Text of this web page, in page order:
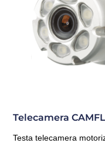
Telecamera
Testa telecamera